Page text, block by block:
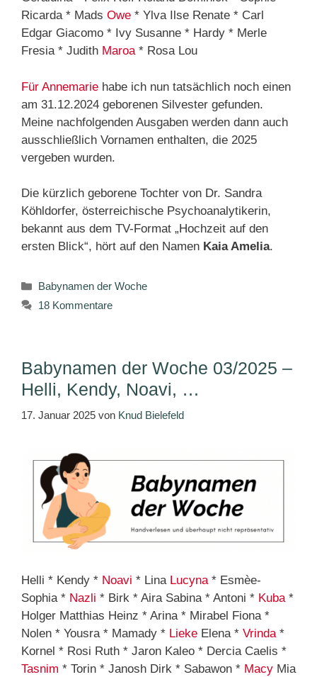
Ricarda * Mads Owe * Ylva Ilse Renate * Carl
Edgar Giacomo * Ivy Susanne * Hardy * Merle
Fresia * Judith Maroa* Rosa Lou
Für Annemarie habe ich nun tatsächlich noch einen
am 31.12.2024 geborenen Silvester gefunden.
Meine nachfolgenden Ausgaben werden dann auch
ausschließlich Vornamen enthalten, die 2025
vergeben wurden.
Die kürzlich geborene Tochter von Dr. Sandra
Köhldorfer, österreichische Psychoanalytikerin,
bekannt aus dem TV-Format „Hochzeit auf den
ersten Blick“, hört auf den Namen Kaia Amelia.
Kategorien
Babynamen der Woche
18 Kommentare
Babynamen der Woche 03/2025 –
Helli, Kendy, Noavi, …
17. Januar 2025 von Knud Bielefeld
Helli * Kendy * Noavi * Lina Lucyna* Esmèe-
Sophia * Nazli * Birk * Aira Sabina * Antoni * Kuba*
Holger Matthias Heinz * Arina * Mirabel Fiona *
Nolen * Yousra * Mamady * Lieke Elena * Vrinda*
Kornel * Rosi Ruth * Jaron Kaleo * Dercia Caelis *
Tasnim * Torin * Janosh Dirk * Sabawon * Macy Mia